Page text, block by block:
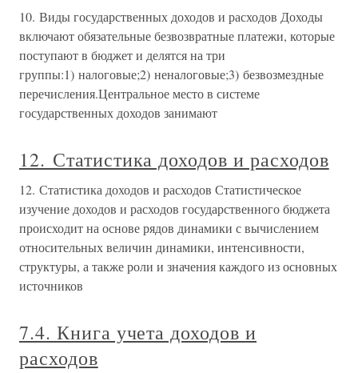
10. Виды государственных доходов и расходов Доходы
включают обязательные безвозвратные платежи, которые
поступают в бюджет и делятся на три
группы:1) налоговые;2) неналоговые;3) безвозмездные
перечисления.Центральное место в системе
государственных доходов занимают
12. Статистика доходов и расходов
12. Статистика доходов и расходов Статистическое
изучение доходов и расходов государственного бюджета
происходит на основе рядов динамики с вычислением
относительных величин динамики, интенсивности,
структуры, а также роли и значения каждого из основных
источников
7.4. Книга учета доходов и
расходов